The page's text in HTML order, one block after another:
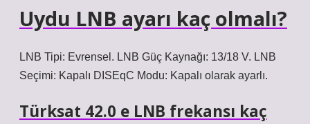
Uydu LNB ayarı kaç olmalı?
LNB Tipi: Evrensel. LNB Güç Kaynağı: 13/18 V. LNB
Seçimi: Kapalı DISEqC Modu: Kapalı olarak ayarlı.
Türksat 42.0 e LNB frekansı kaç